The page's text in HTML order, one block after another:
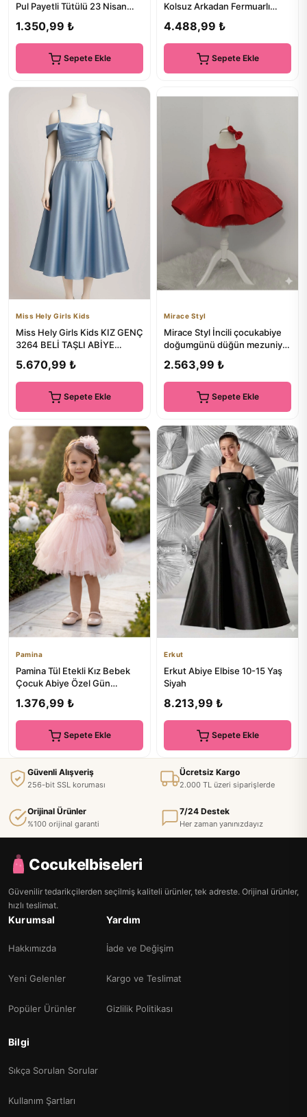
Pul Payetli Tütülü 23 Nisan
1.350,99 ₺
Sepete Ekle
Kolsuz Arkadan Fermuarlı
4.488,99 ₺
Sepete Ekle
Miss Hely Girls Kids
Miss Hely Girls Kids KIZ GENÇ
3264 BELİ TAŞLI ABİYE
5.670,99 ₺
Sepete Ekle
Mirace Styl
Mirace Styl İncili çocukabiye
doğumgünü düğün mezuniyet
2.563,99 ₺
Sepete Ekle
Pamina
Pamina Tül Etekli Kız Bebek
Çocuk Abiye Özel Gün
35068PR
1.376,99 ₺
Sepete Ekle
Erkut
Erkut Abiye Elbise 10-15 Yaş
Siyah
8.213,99 ₺
Sepete Ekle
Güvenli Alışveriş
256-bit SSL koruması
Ücretsiz Kargo
2.000 TL üzeri siparişlerde
Orijinal Ürünler
%100 orijinal garanti
7/24 Destek
Her zaman yanınızdayız
Cocukelbiseleri
Güvenilir tedarikçilerden seçilmiş kaliteli ürünler, tek adreste. Orijinal ürünler,
hızlı teslimat.
Kurumsal
Hakkımızda
Yeni Gelenler
Popüler Ürünler
Yardım
İade ve Değişim
Kargo ve Teslimat
Gizlilik Politikası
Bilgi
Sıkça Sorulan Sorular
Kullanım Şartları